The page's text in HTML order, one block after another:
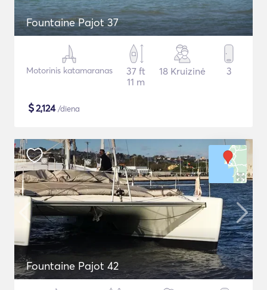
Fountaine Pajot 37
Motorinis katamaranas
37 ft
11 m
18 Kruizinė 3
$2,124/diena
Fountaine Pajot 42